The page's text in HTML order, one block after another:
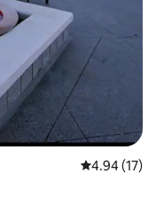
Calificación
4.94 (17)